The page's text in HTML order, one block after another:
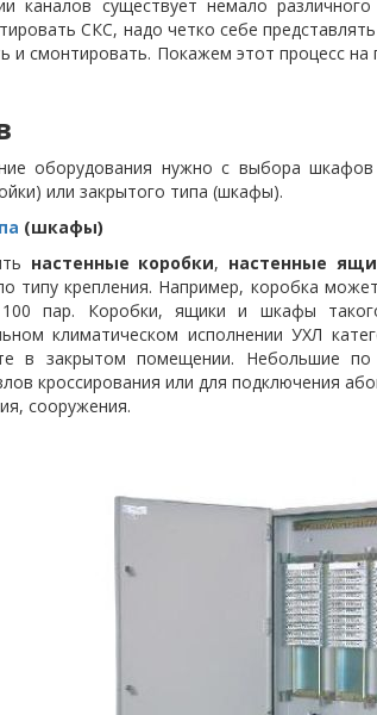
каналов существует немало
СКС, надо четко себе
и смонтировать. Покажем этот процесс
оборудования нужно с выбора
или закрытого типа (шкафы).
(шкафы)
настенные коробки, настенные
типу крепления. Например, коробка
пар. Коробки, ящики и шкафы
климатическом исполнении УХЛ
в закрытом помещении. Небольшие
кроссирования или для подключения
сооружения.